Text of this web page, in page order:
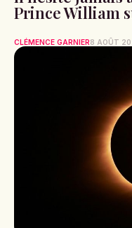
Prince William
CLÉMENCE GARNIER8 AOÛT